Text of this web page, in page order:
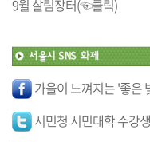
9월 살림장터(☜클릭)
가을이 느껴지는 '좋은
시민청 시민대학 수강